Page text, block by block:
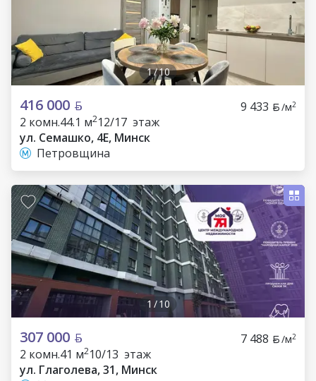
1/10
416 000 9 433 /м2
2 комн.44.1 м212/17 этаж
ул. Семашко, 4Е, Минск
Петровщина
1 /10
307 000 7 488 /м2
2 комн.41 м210/13 этаж
ул. Глаголева, 31, Минск